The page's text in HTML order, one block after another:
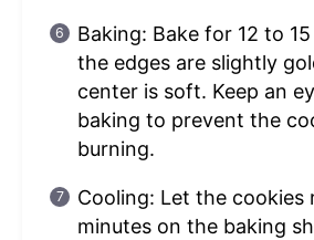
Baking: Bake for 12 to
the edges are slightly
center is soft. Keep an
baking to prevent the
burning.
Cooling: Let the cookies
minutes on the baking